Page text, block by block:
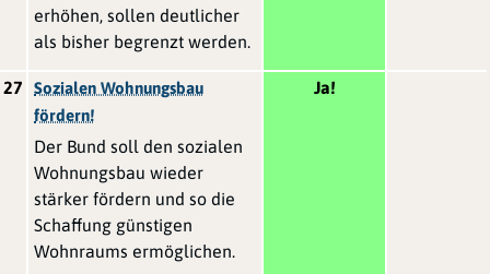
erhöhen, sollen deutlicher
als bisher begrenzt werden.
27
Sozialen Wohnungsbau
fördern!
Der Bund soll den sozialen
Wohnungsbau wieder
stärker fördern und so die
Schaffung günstigen
Wohnraums ermöglichen.
Ja!